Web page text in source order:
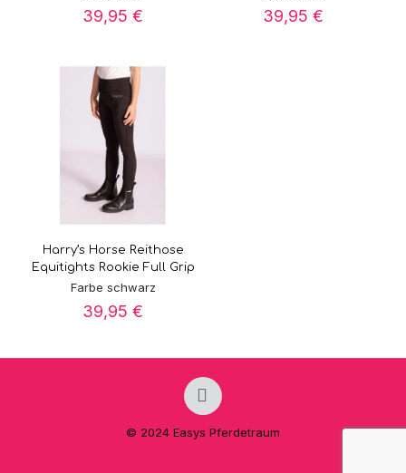
39,95€ 39,95 €
Harry’s Horse Reithose
Equitights Rookie Full Grip
Farbe schwarz
39,95€
© 2024 Easys Pferdetraum